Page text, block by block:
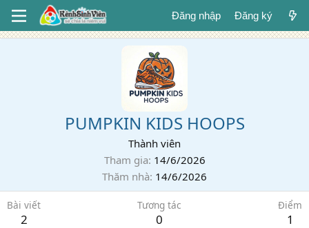
Đăng nhập Đăng ký
PUMPKIN KIDS HOOPS
Thành viên
Tham gia 14/6/2026
Thăm nhà 14/6/2026
Bài viết
2
Tương tác
0
Điểm
1